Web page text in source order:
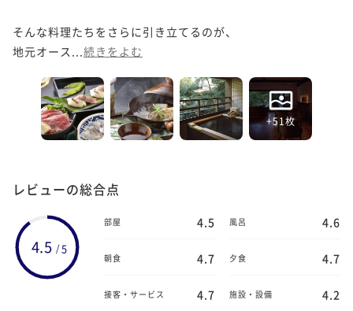
そんな料理たちをさらに引き立てるのが、
地元オース... 続きをよむ
+51枚
レビューの総合点
4.5 / 5
部屋 4.5 風呂 4.6
朝食 4.7 夕食 4.7
接客・サービス 4.7 施設・設備 4.2